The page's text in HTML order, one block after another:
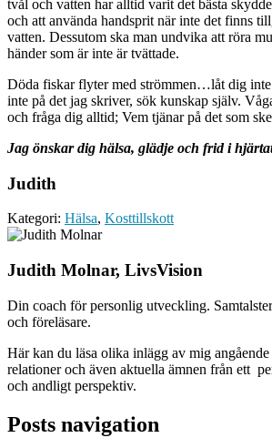
tvål och vatten har alltid varit det bästa
och att använda handsprit när inte det finns
vatten. Dessutom ska man undvika att röra
händer som är inte är tvättade.
Döda fiskar flyter med strömmen…låt dig
inte på det jag skriver, sök kunskap själv.
och fråga dig alltid; Vem tjänar på det som
Jag önskar dig hälsa, glädje och frid i
Judith
Kategori: Hälsa, Kosttillskott
Judith Molnar, LivsVision
Din coach för personlig utveckling.
och föreläsare.
Här kan du läsa olika inlägg av mig
relationer och även aktuella ämnen från ett
och andligt perspektiv.
Posts navigation